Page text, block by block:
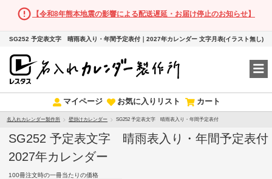
【令和8年熊本地震の影響による配送遅延・お届け停止のお知らせ】
SG252 予定表文字 晴雨表入り・年間予定表付｜2027年カレンダー 文字月表(イラスト無し)
マイページ お気に入りリスト カート
名入れカレンダー製作所 壁掛けカレンダー SG252 予定表文字 晴雨表入り・年間予定表付
SG252 予定表文字 晴雨表入り・年間予定表付
2027年カレンダー
100冊注文時の一冊当たりの価格